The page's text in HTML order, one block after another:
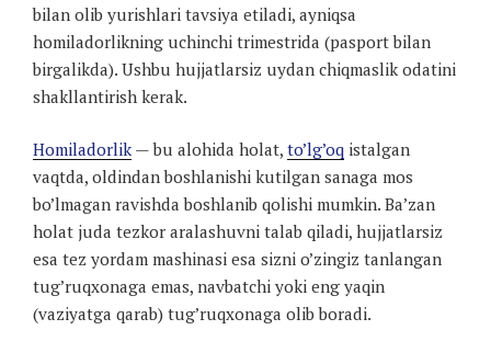
bilan olib yurishlari tavsiya etiladi, ayniqsa
homiladorlikning uchinchi trimestrida (pasport bilan
birgalikda). Ushbu hujjatlarsiz uydan chiqmaslik odatini
shakllantirish kerak.
Homiladorlik— bu alohida holat, to’lg’oq istalgan
vaqtda, oldindan boshlanishi kutilgan sanaga mos
bo’lmagan ravishda boshlanib qolishi mumkin. Ba’zan
holat juda tezkor aralashuvni talab qiladi, hujjatlarsiz
esa tez yordam mashinasi esa sizni o’zingiz tanlangan
tug’ruqxonaga emas, navbatchi yoki eng yaqin
(vaziyatga qarab) tug’ruqxonaga olib boradi.